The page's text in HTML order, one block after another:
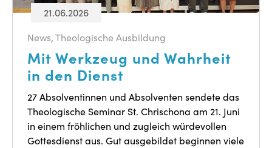
21.06.2026
News,Theologische Ausbildung
Mit Werkzeug und Wahrheit
in den Dienst
27 Absolventinnen und Absolventen sendete das
Theologische Seminar St. Chrischona am 21. Juni
in einem fröhlichen und zugleich würdevollen
Gottesdienst aus. Gut ausgebildet beginnen viele